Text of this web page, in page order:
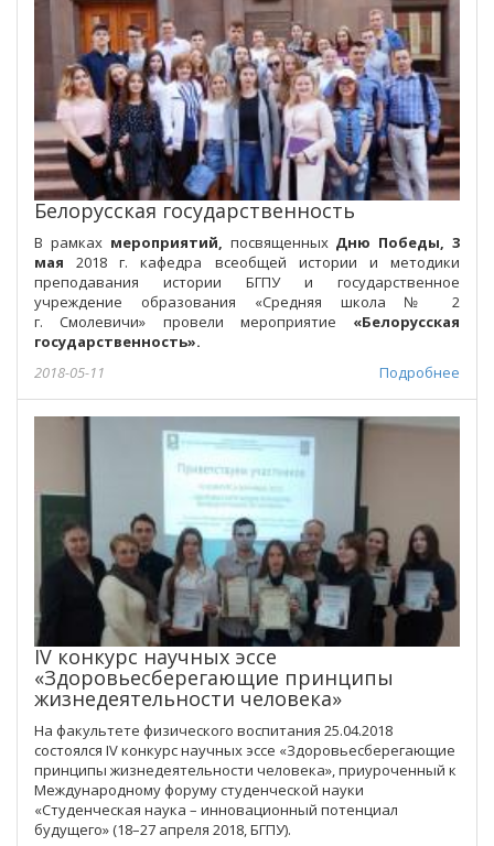
Белорусская государственность
В рамкахмероприятий, посвященныхДню Победы, 3
мая2018 г. кафедра всеобщей истории и методики
преподавания истории БГПУ и государственное
учреждение образования «Средняя школа № 2
г. Смолевичи» провели мероприятие «Белорусская
государственность».
Подробнее
2018-05-11
IV конкурс научных эссе
«Здоровьесберегающие принципы
жизнедеятельности человека»
На факультете физического воспитания 25.04.2018
состоялся IV конкурс научных эссе «Здоровьесберегающие
принципы жизнедеятельности человека», приуроченный к
Международному форуму студенческой науки
«Студенческая наука – инновационный потенциал
будущего» (18–27 апреля 2018, БГПУ).